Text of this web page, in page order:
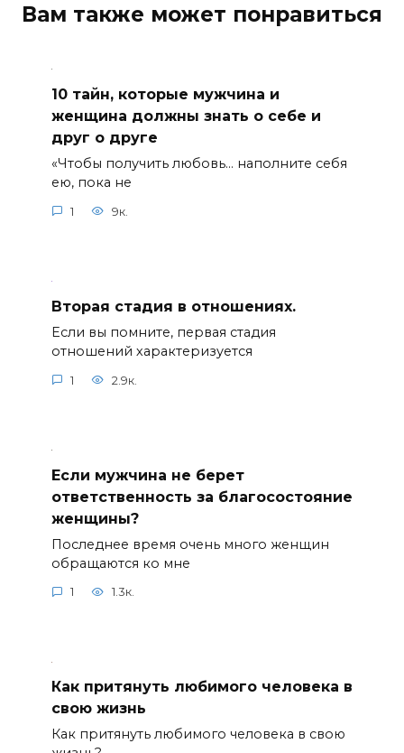
Вам также может понравиться
10 тайн, которые мужчина и
женщина должны знать о себе и
друг о друге
«Чтобы получить любовь… наполните себя
ею, пока не
1 9к.
Вторая стадия в отношениях.
Если вы помните, первая стадия
отношений характеризуется
1 2.9к.
Если мужчина не берет
ответственность за благосостояние
женщины?
Последнее время очень много женщин
обращаются ко мне
1 1.3к.
Как притянуть любимого человека в
свою жизнь
Как притянуть любимого человека в свою